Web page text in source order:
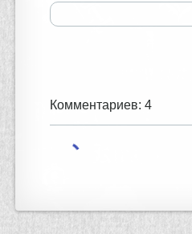
Комментариев: 4